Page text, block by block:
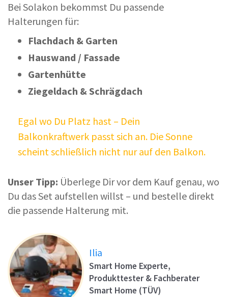
Bei Solakon bekommst Du passende
Halterungen für:
Flachdach & Garten
Hauswand / Fassade
Gartenhütte
Ziegeldach & Schrägdach
Egal wo Du Platz hast – Dein
Balkonkraftwerk passt sich an. Die Sonne
scheint schließlich nicht nur auf den Balkon.
Unser Tipp: Überlege Dir vor dem Kauf genau, wo
Du das Set aufstellen willst – und bestelle direkt
die passende Halterung mit.
Ilia
Smart Home Experte,
Produkttester & Fachberater
Smart Home (TÜV)